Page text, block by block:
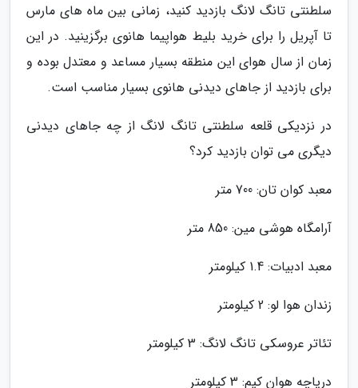
سلطنتی تانگ لانگ بازدید کنید، زمانی بین ماه های مارس
تا آپریل را برای خرید بلیط هواپیما هانوی برگزینید. در این
زمان از سال هوای این منطقه بسیار مساعد و معتدل بوده و
برای بازدید از جاهای دیدنی هانوی بسیار مناسب است.
در نزدیکی قلعه سلطنتی تانگ لانگ از چه جاهای دیدنی
دیگری می توان بازدید کرد؟
معبد کوان تان: 700 متر
آرامگاه هوشی مین: 850 متر
معبد ادبیات: 1.4 کیلومتر
زندان هوا لو: 2 کیلومتر
تئاتر عروسکی تانگ لانگ: 3 کیلومتر
دریاچه هوان کیم: 3 کیلومتر